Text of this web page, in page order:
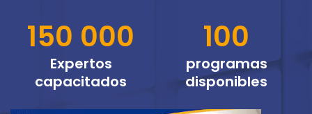
150 000
Expertos
capacitados
100
programas
disponibles